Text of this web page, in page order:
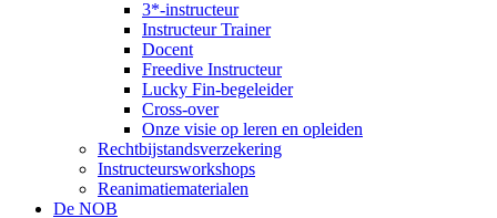
3*-instructeur
Instructeur Trainer
Docent
Freedive Instructeur
Lucky Fin-begeleider
Cross-over
Onze visie op leren en opleiden
Rechtbijstandsverzekering
Instructeursworkshops
Reanimatiematerialen
De NOB